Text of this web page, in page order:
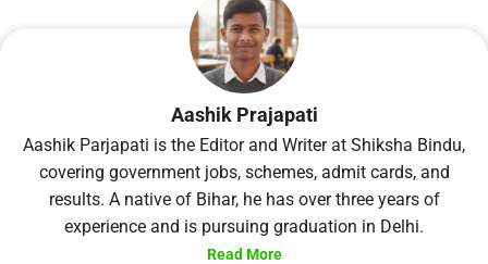
Aashik Prajapati
Aashik Parjapati is the Editor and Writer at Shiksha Bindu,
covering government jobs, schemes, admit cards, and
results. A native of Bihar, he has over three years of
experience and is pursuing graduation in Delhi.
Read More